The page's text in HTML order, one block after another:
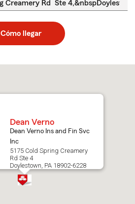
Cómo llegar
to
Dean Verno
Dean Verno Ins and Fin Svc
Inc
5175 Cold Spring Creamery
Rd Ste 4
Doylestown, PA 18902-6228